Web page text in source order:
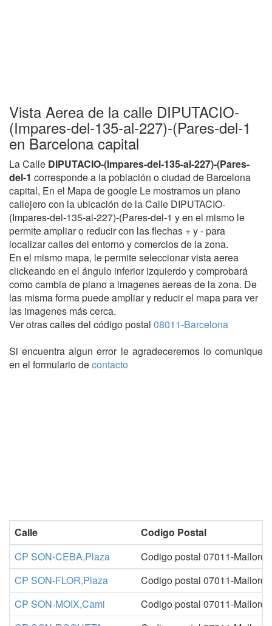
Vista Aerea de la calle DIPUTACIO-
(Impares-del-135-al-227)-(Pares-del-1
en Barcelona capital
La Calle DIPUTACIO-(Impares-del-135-al-227)-(Pares-
del-1 corresponde a la población o ciudad de Barcelona
capital, En el Mapa de google Le mostramos un plano
callejero con la ubicación de la Calle DIPUTACIO-
(Impares-del-135-al-227)-(Pares-del-1 y en el mismo le
permite ampliar o reducir con las flechas + y - para
localizar calles del entorno y comercios de la zona.
En el mismo mapa, le permite seleccionar vista aerea
clickeando en el ángulo inferior izquierdo y comprobará
como cambia de plano a imagenes aereas de la zona. De
las misma forma puede ampliar y reducir el mapa para ver
las imagenes más cerca.
Ver otras calles del código postal 08011-Barcelona
Si encuentra algun error le agradeceremos lo comunique
en el formulario decontacto
Calle
Codigo Postal
CP SON-CEBA,Plaza
Codigo postal 07011-Mallorca
CP SON-FLOR,Plaza
Codigo postal 07011-Mallorca
CP SON-MOIX,Cami
Codigo postal 07011-Mallorca